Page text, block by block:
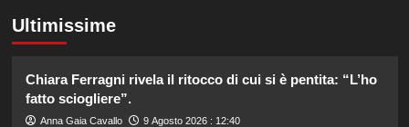
Ultimissime
Chiara Ferragni rivela il ritocco di cui si è pentita: “L’ho
fatto sciogliere”.
Anna Gaia Cavallo 9 Agosto 2026 : 12:40